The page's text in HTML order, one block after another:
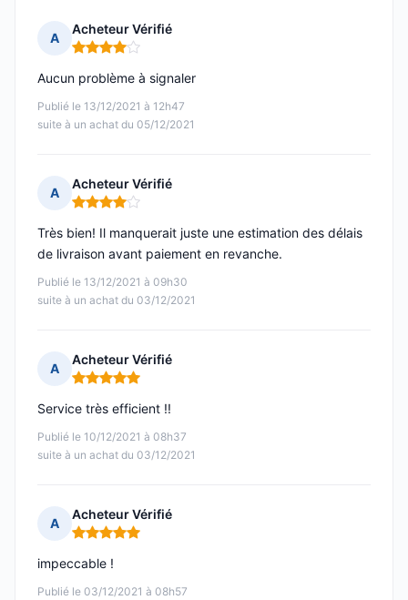
A
Acheteur Vérifié
Note : 4 sur 5
Publié le 13/12/2021 à 12h47
suite à un achat du 05/12/2021
Aucun problème à signaler
A
Acheteur Vérifié
Note : 4 sur 5
Publié le 13/12/2021 à 09h30
suite à un achat du 03/12/2021
Très bien! Il manquerait juste une estimation des délais
de livraison avant paiement en revanche.
A
Acheteur Vérifié
Note : 5 sur 5
Publié le 10/12/2021 à 08h37
suite à un achat du 03/12/2021
Service très efficient !!
A
Acheteur Vérifié
Note : 5 sur 5
Publié le 03/12/2021 à 08h57
impeccable !